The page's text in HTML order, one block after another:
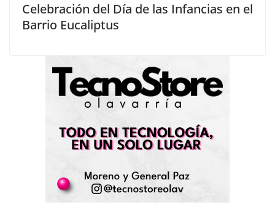
Celebración del Día de las Infancias en el
Barrio Eucaliptus